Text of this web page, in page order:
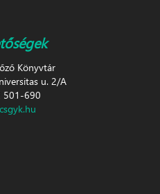
Könyvtár
u. 2/A
501-690